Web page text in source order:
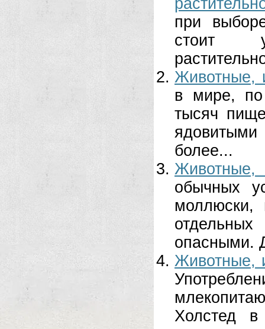
при
стоит
Животные,
в мире, по
тысяч
более...
обычных
моллюски,
опасными.
Животные,
Холстед